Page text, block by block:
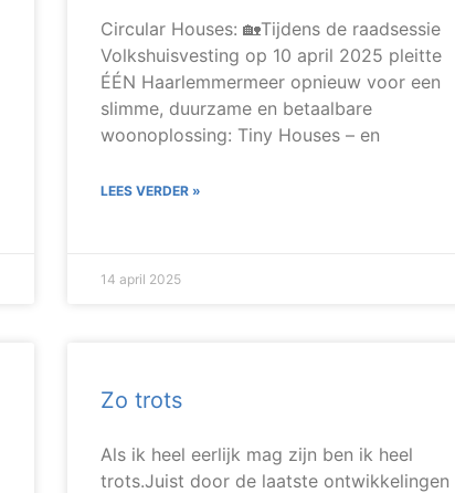
Circular Houses: 🏡Tijdens de raadsessie
Volkshuisvesting op 10 april 2025 pleitte
ÉÉN Haarlemmermeer opnieuw voor een
slimme, duurzame en betaalbare
woonoplossing: Tiny Houses – en
LEES VERDER »
14 april 2025
Zo trots
Als ik heel eerlijk mag zijn ben ik heel
trots.Juist door de laatste ontwikkelingen